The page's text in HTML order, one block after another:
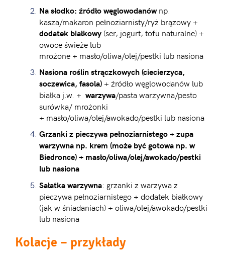
Na słodko: źródło węglowodanównp.
kasza/makaron pełnoziarnisty/ryż brązowy +
dodatek białkowy (ser, jogurt, tofu naturalne) +
owoce świeże lub
mrożone + masło/oliwa/olej/pestki lub nasiona
Nasiona roślin strączkowych (ciecierzyca,
soczewica, fasola) + źródło węglowodanów lub
białka j.w. + warzywa/pasta warzywna/pesto
surówka/ mrożonki
+ masło/oliwa/olej/awokado/pestki lub nasiona
Grzanki z pieczywa pełnoziarnistego + zupa
warzywna np. krem (może być gotowa np. w
Biedronce) + masło/oliwa/olej/awokado/pestki
lub nasiona
Sałatka warzywna: grzanki z warzywa z
pieczywa pełnoziarnistego + dodatek białkowy
(jak w śniadaniach) + oliwa/olej/awokado/pestki
lub nasiona
Kolacje – przykłady